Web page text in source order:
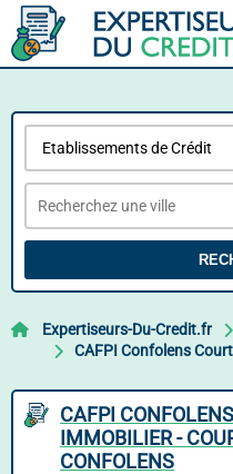
Expertiseurs-Du-Credit.fr
CAFPI Confolens
CAFPI
IMMOBILIER -
CONFOLENS